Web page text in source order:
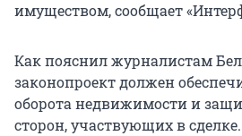
имуществом, сообщает
Как пояснил журналистам
законопроект должен
оборота недвижимости и
сторон, участвующих в